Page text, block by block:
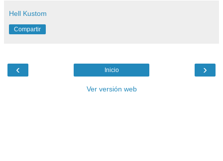
Hell Kustom
Compartir
‹ ›
Inicio
Ver versión web